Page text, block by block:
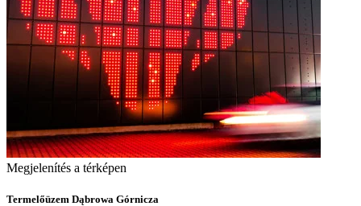
Megjelenítés a térképen
Termelőüzem Dąbrowa Górnicza